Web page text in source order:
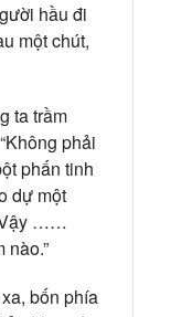
hầu đi
một chút,
ta trầm
phải
phấn tinh
dự một
……
bốn phía